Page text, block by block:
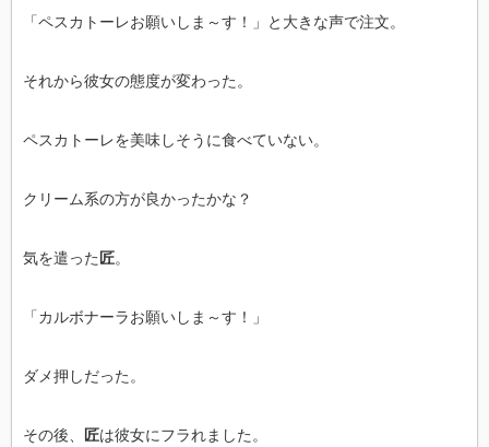
「ペスカトーレお願いしま～す！」と大きな声で注文。
それから彼女の態度が変わった。
ペスカトーレを美味しそうに食べていない。
クリーム系の方が良かったかな？
気を遣った 匠。
「カルボナーラお願いしま～す！」
ダメ押しだった。
その後、 匠は彼女にフラれました。